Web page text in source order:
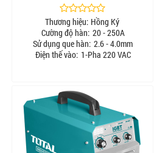
Thương hiệu: Hồng Ký
Cường độ hàn: 20 - 250A
Sử dụng que hàn: 2.6 - 4.0mm
Điện thế vào: 1-Pha 220 VAC